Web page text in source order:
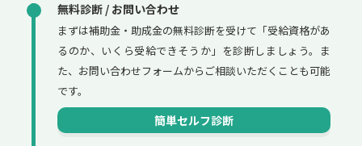
無料診断 / お問い合わせ
まずは補助金・助成金の無料診断を受けて「受給資格があ
るのか、いくら受給できそうか」を診断しましょう。ま
た、お問い合わせフォームからご相談いただくことも可能
です。
簡単セルフ診断